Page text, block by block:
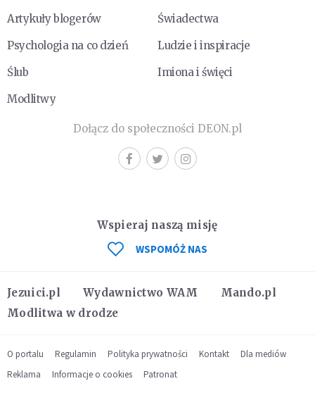
Artykuły blogerów
Świadectwa
Psychologia na co dzień
Ludzie i inspiracje
Ślub
Imiona i święci
Modlitwy
Dołącz do społeczności DEON.pl
Jezuici.pl Wydawnictwo WAM
Mando.pl
Modlitwa w drodze
Wspieraj naszą misję
WSPOMÓŻ NAS
O portalu Regulamin Polityka prywatności Kontakt
Dla mediów
Reklama
Informacje o cookies Patronat